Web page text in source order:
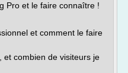
Pro et le faire connaître !
et comment le faire
et combien de visiteurs je